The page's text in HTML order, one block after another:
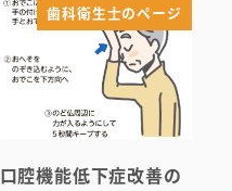
歯科衛生士のページ
口腔機能低下症改善の